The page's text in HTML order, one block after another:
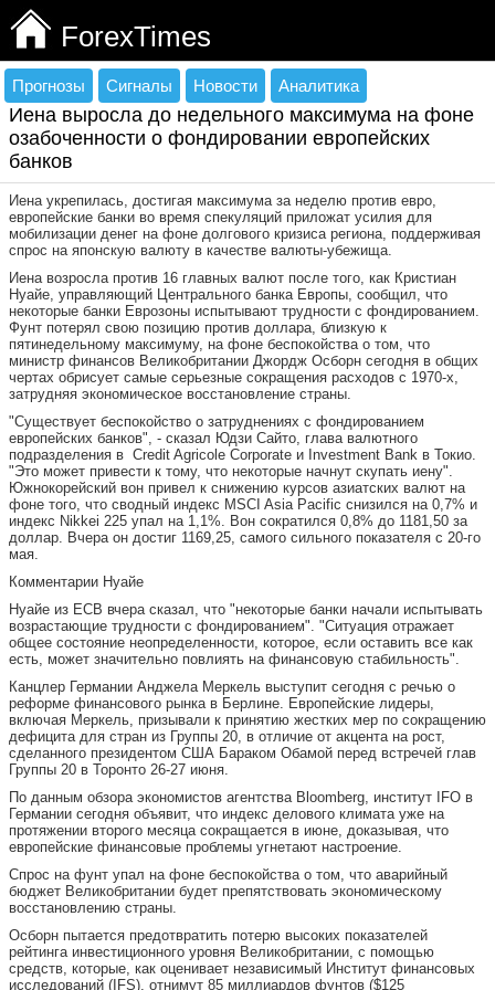
ForexTimes
Прогнозы Сигналы Новости Аналитика
Иена выросла до недельного максимума на фоне
озабоченности о фондировании европейских
банков
Иена укрепилась, достигая максимума за неделю против евро,
европейские банки во время спекуляций приложат усилия для
мобилизации денег на фоне долгового кризиса региона, поддерживая
спрос на японскую валюту в качестве валюты-убежища.
Иена возросла против 16 главных валют после того, как Кристиан
Нуайе, управляющий Центрального банка Европы, сообщил, что
некоторые банки Еврозоны испытывают трудности с фондированием.
Фунт потерял свою позицию против доллара, близкую к
пятинедельному максимуму, на фоне беспокойства о том, что
министр финансов Великобритании Джордж Осборн сегодня в общих
чертах обрисует самые серьезные сокращения расходов с 1970-х,
затрудняя экономическое восстановление страны.
"Существует беспокойство о затруднениях с фондированием
европейских банков", - сказал Юдзи Сайто, глава валютного
подразделения в Credit Agricole Corporate и Investment Bank в Токио.
"Это может привести к тому, что некоторые начнут скупать иену".
Южнокорейский вон привел к снижению курсов азиатских валют на
фоне того, что сводный индекс MSCI Asia Pacific снизился на 0,7% и
индекс Nikkei 225 упал на 1,1%. Вон сократился 0,8% до 1181,50 за
доллар. Вчера он достиг 1169,25, самого сильного показателя с 20-го
мая.
Комментарии Нуайе
Нуайе из ECB вчера сказал, что "некоторые банки начали испытывать
возрастающие трудности с фондированием". "Ситуация отражает
общее состояние неопределенности, которое, если оставить все как
есть, может значительно повлиять на финансовую стабильность".
Канцлер Германии Анджела Меркель выступит сегодня с речью о
реформе финансового рынка в Берлине. Европейские лидеры,
включая Меркель, призывали к принятию жестких мер по сокращению
дефицита для стран из Группы 20, в отличие от акцента на рост,
сделанного президентом США Бараком Обамой перед встречей глав
Группы 20 в Торонто 26-27 июня.
По данным обзора экономистов агентства Bloomberg, институт IFO в
Германии сегодня объявит, что индекс делового климата уже на
протяжении второго месяца сокращается в июне, доказывая, что
европейские финансовые проблемы угнетают настроение.
Спрос на фунт упал на фоне беспокойства о том, что аварийный
бюджет Великобритании будет препятствовать экономическому
восстановлению страны.
Осборн пытается предотвратить потерю высоких показателей
рейтинга инвестиционного уровня Великобритании, с помощью
средств, которые, как оценивает независимый Институт финансовых
исследований (IFS), отнимут 85 миллиардов фунтов ($125